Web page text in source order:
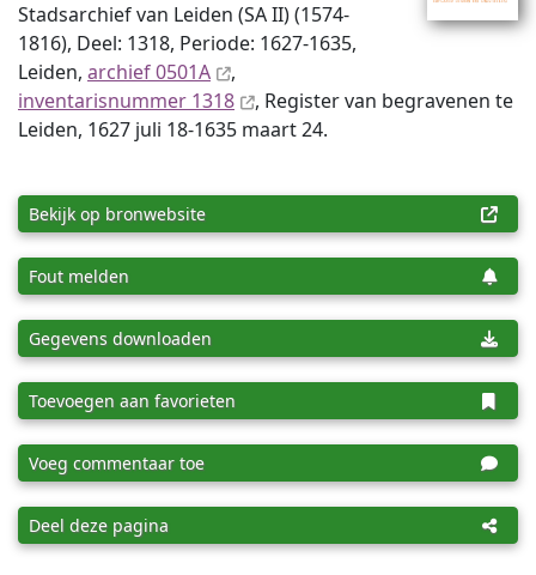
Stadsarchief van Leiden (SA II) (1574-
1816), Deel: 1318, Periode: 1627-1635,
Leiden, archief 0501A
,
inventaris­num­mer 1318
, Register van begravenen te
Leiden, 1627 juli 18-1635 maart 24.
Bekijk op bronwebsite
Fout melden
Gegevens downloaden
Toevoegen aan favorieten
Voeg commentaar toe
Deel deze pagina